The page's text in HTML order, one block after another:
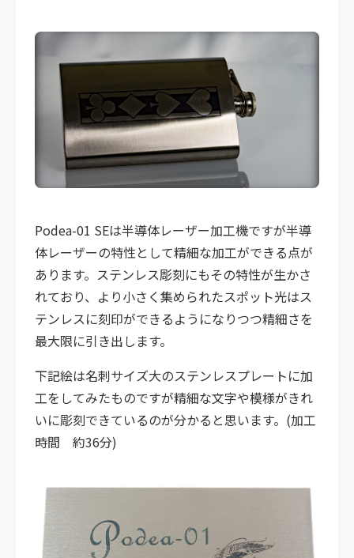
Podea-01 SEは半導体レーザー加工機ですが半導
体レーザーの特性として精細な加工ができる点が
あります。ステンレス彫刻にもその特性が生かさ
れており、より小さく集められたスポット光はス
テンレスに刻印ができるようになりつつ精細さを
最大限に引き出します。
下記絵は名刺サイズ大のステンレスプレートに加
工をしてみたものですが精細な文字や模様がきれ
いに彫刻できているのが分かると思います。​(加工
時間 約36分)